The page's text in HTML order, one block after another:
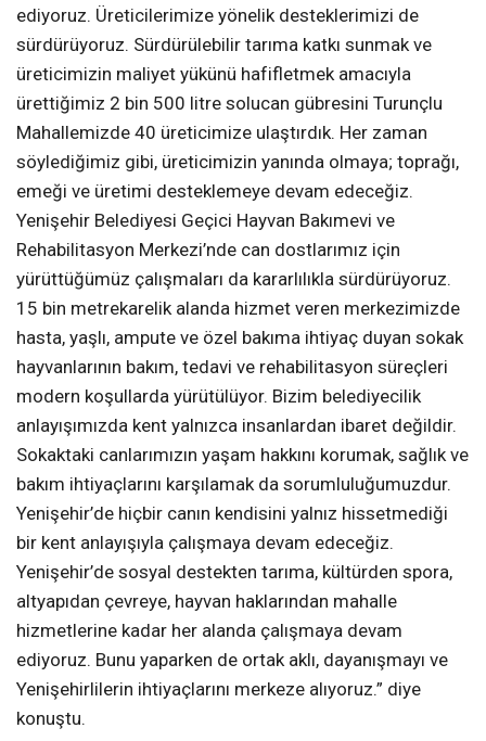
ediyoruz. Üreticilerimize yönelik desteklerimizi de
sürdürüyoruz. Sürdürülebilir tarıma katkı sunmak ve
üreticimizin maliyet yükünü hafifletmek amacıyla
ürettiğimiz 2 bin 500 litre solucan gübresini Turunçlu
Mahallemizde 40 üreticimize ulaştırdık. Her zaman
söylediğimiz gibi, üreticimizin yanında olmaya; toprağı,
emeği ve üretimi desteklemeye devam edeceğiz.
Yenişehir Belediyesi Geçici Hayvan Bakımevi ve
Rehabilitasyon Merkezi’nde can dostlarımız için
yürüttüğümüz çalışmaları da kararlılıkla sürdürüyoruz.
15 bin metrekarelik alanda hizmet veren merkezimizde
hasta, yaşlı, ampute ve özel bakıma ihtiyaç duyan sokak
hayvanlarının bakım, tedavi ve rehabilitasyon süreçleri
modern koşullarda yürütülüyor. Bizim belediyecilik
anlayışımızda kent yalnızca insanlardan ibaret değildir.
Sokaktaki canlarımızın yaşam hakkını korumak, sağlık ve
bakım ihtiyaçlarını karşılamak da sorumluluğumuzdur.
Yenişehir’de hiçbir canın kendisini yalnız hissetmediği
bir kent anlayışıyla çalışmaya devam edeceğiz.
Yenişehir’de sosyal destekten tarıma, kültürden spora,
altyapıdan çevreye, hayvan haklarından mahalle
hizmetlerine kadar her alanda çalışmaya devam
ediyoruz. Bunu yaparken de ortak aklı, dayanışmayı ve
Yenişehirlilerin ihtiyaçlarını merkeze alıyoruz.” diye
konuştu.